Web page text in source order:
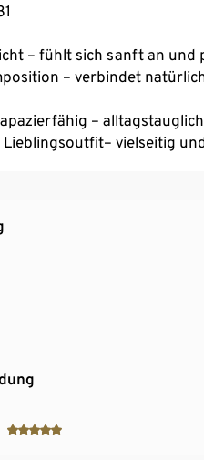
– fühlt sich sanft an und
– verbindet
–
vielseitig